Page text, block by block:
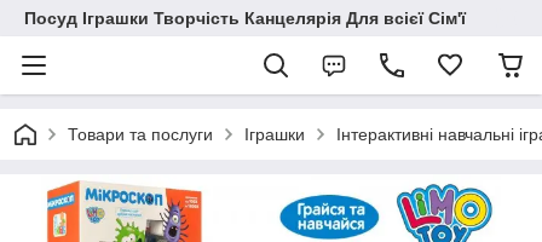
Посуд Іграшки Творчість Канцелярія Для всієї Сім'ї
Товари та послуги Іграшки Інтерактивні навчальні